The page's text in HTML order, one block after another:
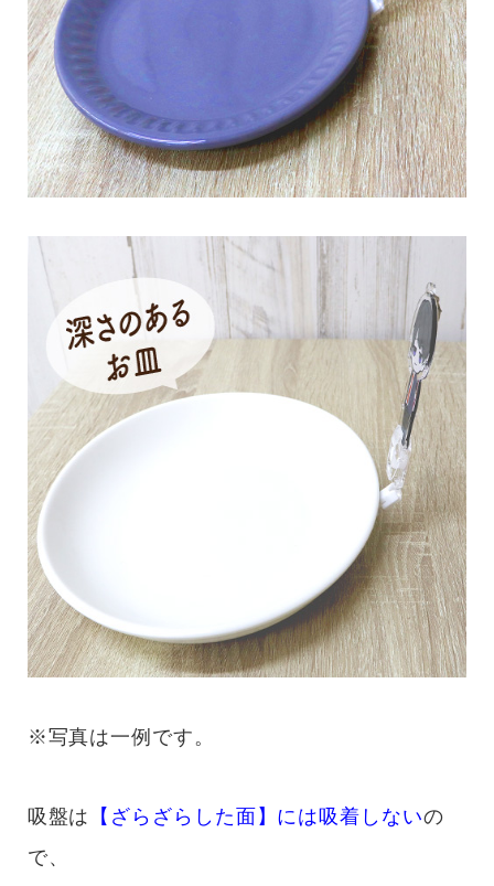
※写真は一例です。
吸盤は 【ざらざらした面】には吸着しないの
で、